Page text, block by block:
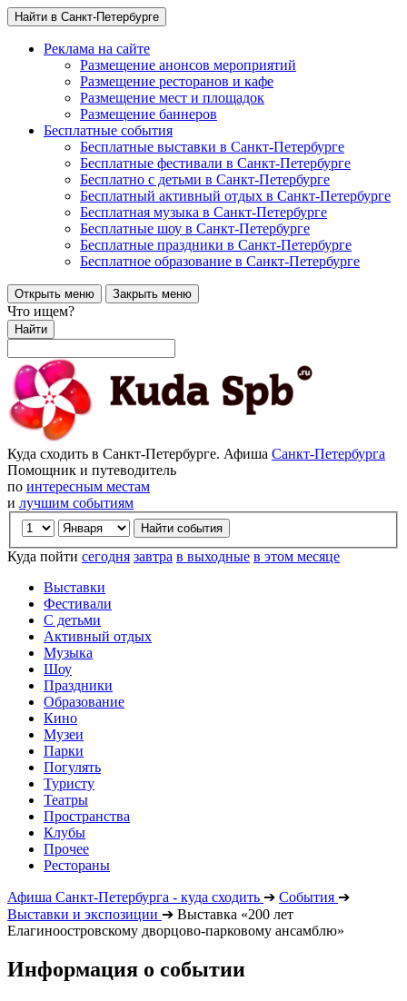
Найти в Санкт-Петербурге
Реклама на сайте
Размещение анонсов мероприятий
Размещение ресторанов и кафе
Размещение мест и площадок
Размещение баннеров
Бесплатные события
Бесплатные выставки в Санкт-Петербурге
Бесплатные фестивали в Санкт-Петербурге
Бесплатно с детьми в Санкт-Петербурге
Бесплатный активный отдых в Санкт-Петербурге
Бесплатная музыка в Санкт-Петербурге
Бесплатные шоу в Санкт-Петербурге
Бесплатные праздники в Санкт-Петербурге
Бесплатное образование в Санкт-Петербурге
Открыть меню Закрыть меню
Что ищем?
Найти
Куда сходить в Санкт-Петербурге. Афиша Санкт-Петербурга
Помощник и путеводитель
по интересным местам
и лучшим событиям
Куда пойти сегодня завтра в выходные в этом месяце
Выставки
Фестивали
С детьми
Активный отдых
Музыка
Шоу
Праздники
Образование
Кино
Музеи
Парки
Погулять
Туристу
Театры
Пространства
Клубы
Прочее
Рестораны
Афиша Санкт-Петербурга - куда сходить ➔ События ➔
Выставки и экспозиции ➔ Выставка «200 лет
Елагиноостровскому дворцово-парковому ансамблю»
Информация о событии